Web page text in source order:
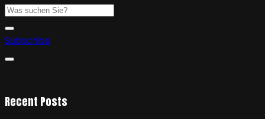
Subscribe
Recent Posts